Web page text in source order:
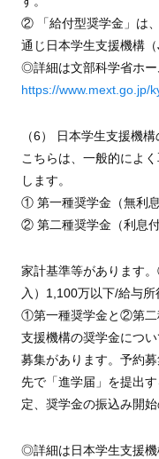
② 「給付型奨学金」は
通じ日本学生支援機構（
◎詳細は文部科学省ホー
https://www.mext.go.jp/
（6） 日本学生支援機
こちらは、一般的によ
します。
① 第一種奨学金（無利息
② 第二種奨学金（利息付
家計基準等があります
入）1,100万以下/給与所
①第一種奨学金と②第二
支援機構の奨学金につ
募集があります。予約
先で「進学届」を提出
定、奨学金の振込み開始
◎詳細は日本学生支援機